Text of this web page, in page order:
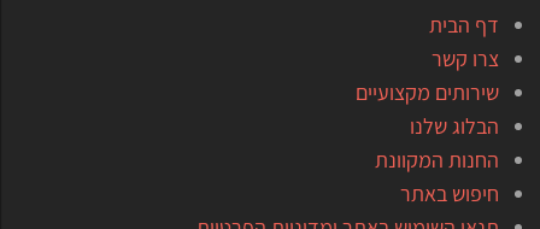
דף הבית
צרו קשר
שירותים מקצועיים
הבלוג שלנו
החנות המקוונת
חיפוש באתר